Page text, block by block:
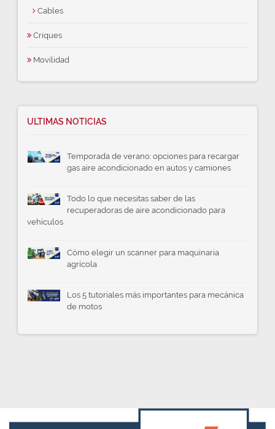
Cables
Criques
Movilidad
ULTIMAS NOTICIAS
Temporada de verano: opciones para recargar
gas aire acondicionado en autos y camiones
Todo lo que necesitas saber de las
recuperadoras de aire acondicionado para
vehículos
Cómo elegir un scanner para maquinaria
agrícola
Los 5 tutoriales más importantes para mecánica
de motos